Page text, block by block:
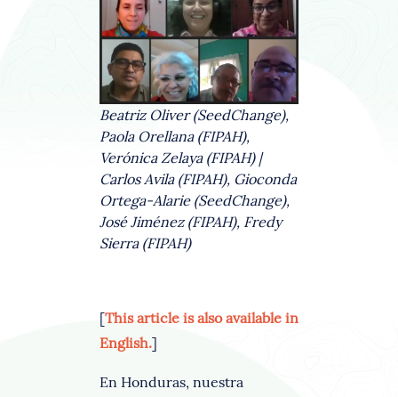
Beatriz Oliver (SeedChange),
Paola Orellana (FIPAH),
Verónica Zelaya (FIPAH) |
Carlos Avila (FIPAH), Gioconda
Ortega-Alarie (SeedChange),
José Jiménez (FIPAH), Fredy
Sierra (FIPAH)
[This article is also available in
English.]
En Honduras, nuestra